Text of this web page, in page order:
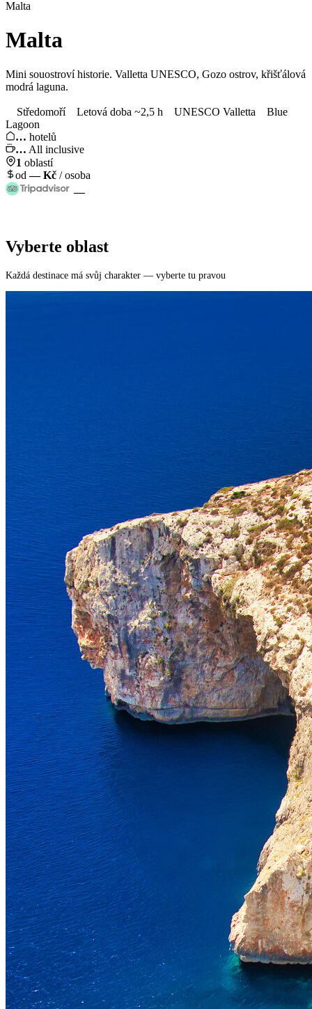
Malta
Malta
Mini souostroví historie. Valletta UNESCO, Gozo ostrov, křišťálová
modrá laguna.
Středomoří Letová doba ~2,5 h UNESCO Valletta
Blue
Lagoon
… hotelů
… All inclusive
1 oblastí
od—Kč / osoba
—
Vyberte oblast
Každá destinace má svůj charakter — vyberte tu pravou